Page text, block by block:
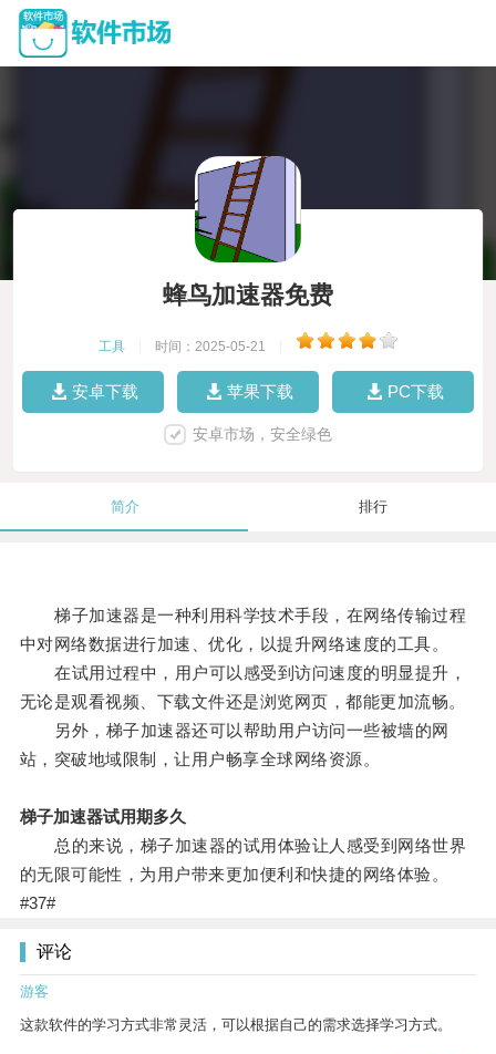
蜂鸟加速器免费
工具 时间：2025-05-21
安卓下载 苹果下载 PC下载
安卓市场，安全绿色
简介 排行
梯子加速器是一种利用科学技术手段，在网络传输过程
中对网络数据进行加速、优化，以提升网络速度的工具。
在试用过程中，用户可以感受到访问速度的明显提升，
无论是观看视频、下载文件还是浏览网页，都能更加流畅。
另外，梯子加速器还可以帮助用户访问一些被墙的网
站，突破地域限制，让用户畅享全球网络资源。
梯子加速器试用期多久
总的来说，梯子加速器的试用体验让人感受到网络世界
的无限可能性，为用户带来更加便利和快捷的网络体验。
#37#
评论
游客
这款软件的学习方式非常灵活，可以根据自己的需求选择学习方式。